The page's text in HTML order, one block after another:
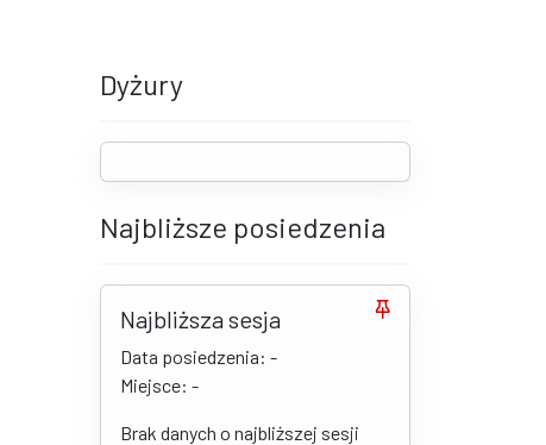
Dyżury
Najbliższe posiedzenia
Najbliższa sesja
Data posiedzenia: -
Miejsce: -
Brak danych o najbliższej sesji